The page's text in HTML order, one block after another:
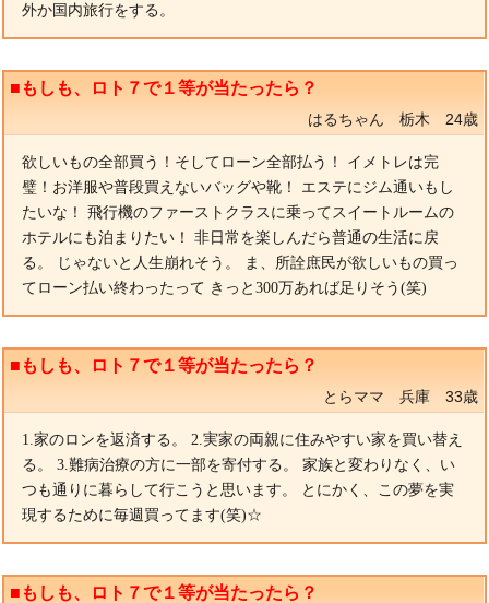
外か国内旅行をする。
■もしも、ロト７で１等が当たったら？
はるちゃん 栃木 24歳
欲しいもの全部買う！そしてローン全部払う！ イメトレは完
璧！お洋服や普段買えないバッグや靴！ エステにジム通いもし
たいな！ 飛行機のファーストクラスに乗ってスイートルームの
ホテルにも泊まりたい！ 非日常を楽しんだら普通の生活に戻
る。 じゃないと人生崩れそう。 ま、所詮庶民が欲しいもの買っ
てローン払い終わったって きっと300万あれば足りそう(笑)
■もしも、ロト７で１等が当たったら？
とらママ 兵庫 33歳
1.家のロンを返済する。 2.実家の両親に住みやすい家を買い替え
る。 3.難病治療の方に一部を寄付する。 家族と変わりなく、い
つも通りに暮らして行こうと思います。 とにかく、この夢を実
現するために毎週買ってます(笑)☆
■もしも、ロト７で１等が当たったら？